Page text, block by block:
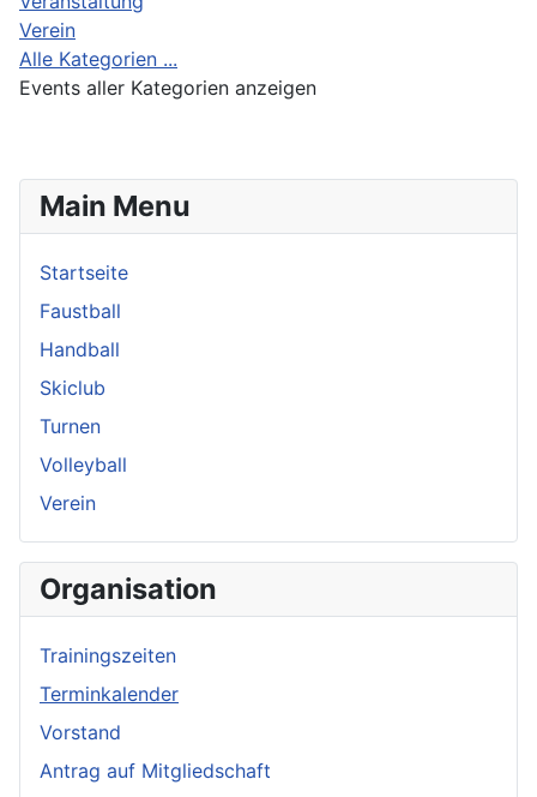
Verein
Alle Kategorien ...
Events aller Kategorien anzeigen
Main Menu
Startseite
Faustball
Handball
Skiclub
Turnen
Volleyball
Verein
Organisation
Trainingszeiten
Terminkalender
Vorstand
Antrag auf Mitgliedschaft